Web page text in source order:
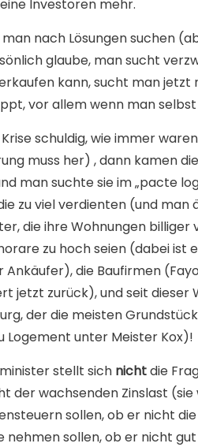
Investoren mehr.
nach Lösungen suchen
glaube, man sucht
kann, sucht man
vor allem wenn man
schuldig, wie immer
muss her) , dann kamen
man suchte sie im „pacte
zu viel verdienten (und
die ihre Wohnungen
zu hoch seien (dabei ist
die Baufirmen
jetzt zurück), und seit dieser
der die meisten
Logement unter Meister Kox)!
stellt sich nichtdie
der wachsenden Zinslast (sie
sollen, ob er nicht die
nehmen sollen, ob er nicht